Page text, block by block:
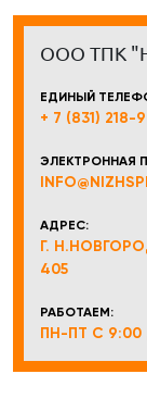
ООО ТПК
ЕДИНЫЙ
+ 7 (831) 218-
ЭЛЕКТРОННАЯ
АДРЕС:
Г.
405
РАБОТАЕМ:
ПН-ПТ С 9:00